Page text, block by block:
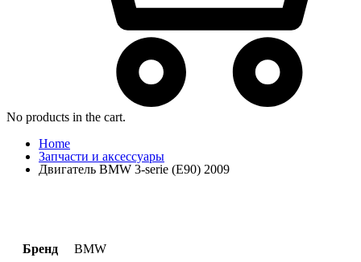
No products in the cart.
Home
Запчасти и аксессуары
Двигатель BMW 3-serie (E90) 2009
Бренд BMW